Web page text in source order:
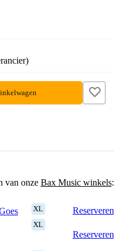
van onze Bax Music winkels:
XL
Reserveren
XL
Reserveren